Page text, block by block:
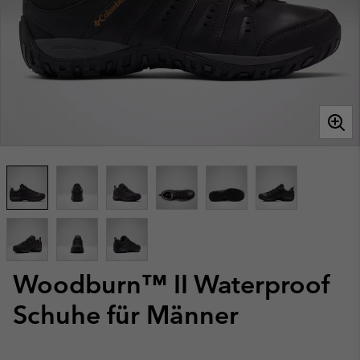
Woodburn™ II Waterproof
Schuhe für Männer